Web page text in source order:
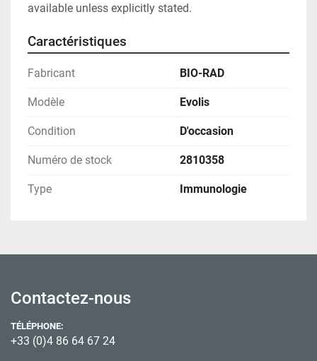
available unless explicitly stated.
Caractéristiques
Fabricant BIO-RAD
Modèle Evolis
Condition D'occasion
Numéro de stock 2810358
Type Immunologie
Contactez-nous
TÉLÉPHONE:
+33 (0)4 86 64 67 24